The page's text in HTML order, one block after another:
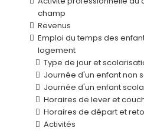
champ
Revenus
Emploi du temps des
logement
Type de jour et
Journée d'un enfant non
Journée d'un enfant
Horaires de lever et
Horaires de départ et
Activités